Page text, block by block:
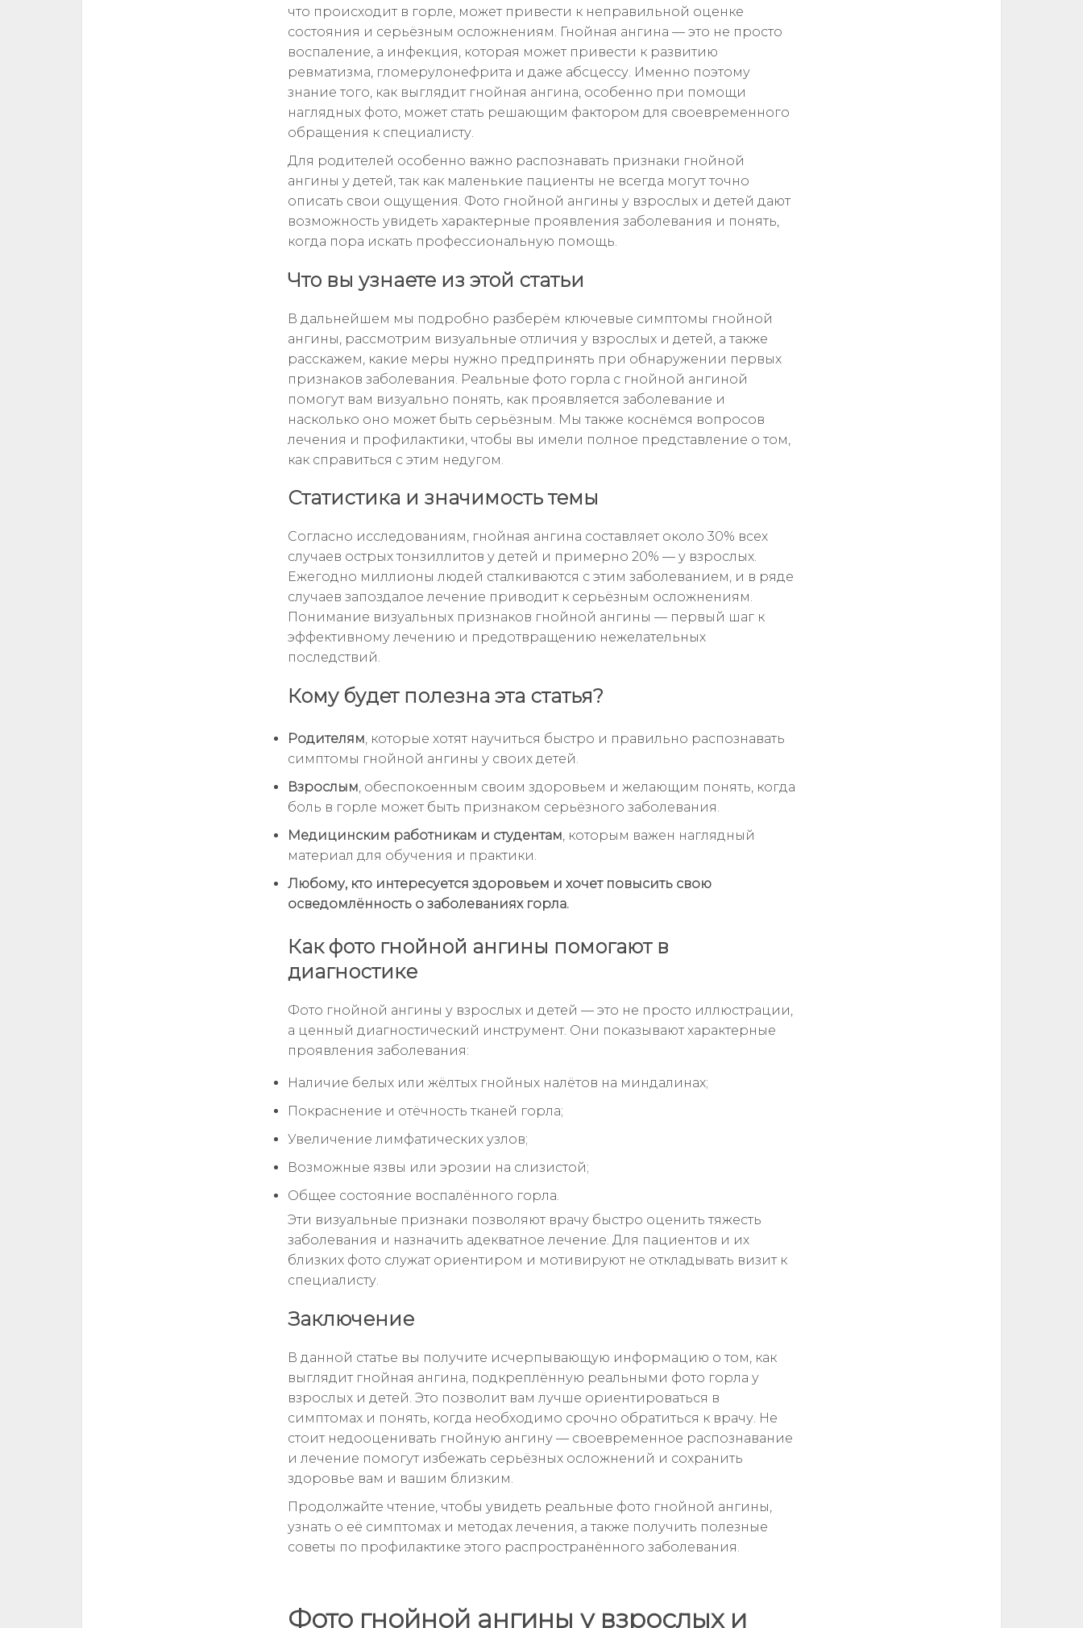
что происходит в горле, может привести к неправильной оценке
состояния и серьёзным осложнениям. Гнойная ангина — это не просто
воспаление, а инфекция, которая может привести к развитию
ревматизма, гломерулонефрита и даже абсцессу. Именно поэтому
знание того, как выглядит гнойная ангина, особенно при помощи
наглядных фото, может стать решающим фактором для своевременного
обращения к специалисту.
Для родителей особенно важно распознавать признаки гнойной
ангины у детей, так как маленькие пациенты не всегда могут точно
описать свои ощущения. Фото гнойной ангины у взрослых и детей дают
возможность увидеть характерные проявления заболевания и понять,
когда пора искать профессиональную помощь.
Что вы узнаете из этой статьи
В дальнейшем мы подробно разберём ключевые симптомы гнойной
ангины, рассмотрим визуальные отличия у взрослых и детей, а также
расскажем, какие меры нужно предпринять при обнаружении первых
признаков заболевания. Реальные фото горла с гнойной ангиной
помогут вам визуально понять, как проявляется заболевание и
насколько оно может быть серьёзным. Мы также коснёмся вопросов
лечения и профилактики, чтобы вы имели полное представление о том,
как справиться с этим недугом.
Статистика и значимость темы
Согласно исследованиям, гнойная ангина составляет около 30% всех
случаев острых тонзиллитов у детей и примерно 20% — у взрослых.
Ежегодно миллионы людей сталкиваются с этим заболеванием, и в ряде
случаев запоздалое лечение приводит к серьёзным осложнениям.
Понимание визуальных признаков гнойной ангины — первый шаг к
эффективному лечению и предотвращению нежелательных
последствий.
Кому будет полезна эта статья?
Родителям, которые хотят научиться быстро и правильно распознавать
симптомы гнойной ангины у своих детей.
Взрослым, обеспокоенным своим здоровьем и желающим понять, когда
боль в горле может быть признаком серьёзного заболевания.
Медицинским работникам и студентам, которым важен наглядный
материал для обучения и практики.
Любому, кто интересуется здоровьем и хочет повысить свою
осведомлённость о заболеваниях горла.
Как фото гнойной ангины помогают в
диагностике
Фото гнойной ангины у взрослых и детей — это не просто иллюстрации,
а ценный диагностический инструмент. Они показывают характерные
проявления заболевания:
Наличие белых или жёлтых гнойных налётов на миндалинах;
Покраснение и отёчность тканей горла;
Увеличение лимфатических узлов;
Возможные язвы или эрозии на слизистой;
Общее состояние воспалённого горла.
Эти визуальные признаки позволяют врачу быстро оценить тяжесть
заболевания и назначить адекватное лечение. Для пациентов и их
близких фото служат ориентиром и мотивируют не откладывать визит к
специалисту.
Заключение
В данной статье вы получите исчерпывающую информацию о том, как
выглядит гнойная ангина, подкреплённую реальными фото горла у
взрослых и детей. Это позволит вам лучше ориентироваться в
симптомах и понять, когда необходимо срочно обратиться к врачу. Не
стоит недооценивать гнойную ангину — своевременное распознавание
и лечение помогут избежать серьёзных осложнений и сохранить
здоровье вам и вашим близким.
Продолжайте чтение, чтобы увидеть реальные фото гнойной ангины,
узнать о её симптомах и методах лечения, а также получить полезные
советы по профилактике этого распространённого заболевания.
Фото гнойной ангины у взрослых и